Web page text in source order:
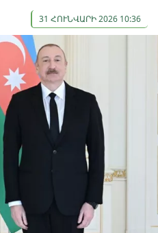
31 ՀՈՒՆՎԱՐԻ 2026 10:36